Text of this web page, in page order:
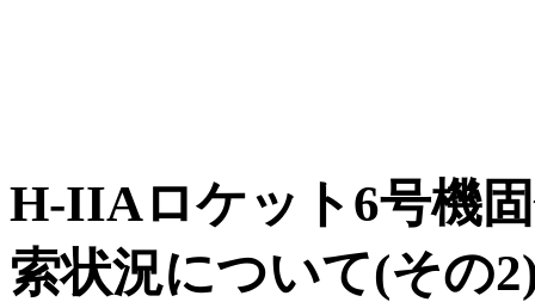
H-IIAロケット6号機
索状況について(その